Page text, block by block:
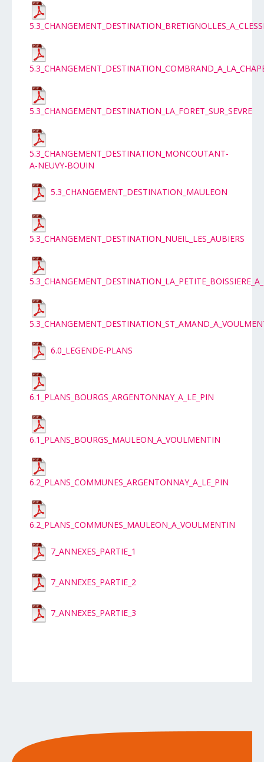
5.3_CHANGEMENT_DESTINATION_LA_FORET_SUR_SEVRE
5.3_CHANGEMENT_DESTINATION_MONCOUTANT-
A-NEUVY-BOUIN
5.3_CHANGEMENT_DESTINATION_MAULEON
5.3_CHANGEMENT_DESTINATION_NUEIL_LES_AUBIERS
6.0_LEGENDE-PLANS
6.1_PLANS_BOURGS_ARGENTONNAY_A_LE_PIN
6.1_PLANS_BOURGS_MAULEON_A_VOULMENTIN
6.2_PLANS_COMMUNES_ARGENTONNAY_A_LE_PIN
6.2_PLANS_COMMUNES_MAULEON_A_VOULMENTIN
7_ANNEXES_PARTIE_1
7_ANNEXES_PARTIE_2
7_ANNEXES_PARTIE_3